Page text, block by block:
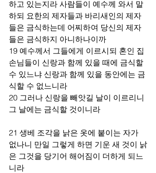
하고 있는지라 사람들이 예수께 와서 말
하되 요한의 제자들과 바리새인의 제자
들은 금식하는데 어찌하여 당신의 제자
들은 금식하지 아니하나이까
19 예수께서 그들에게 이르시되 혼인 집
손님들이 신랑과 함께 있을 때에 금식할
수 있느냐 신랑과 함께 있을 동안에는 금
식할 수 없느니라
20 그러나 신랑을 빼앗길 날이 이르리니
그 날에는 금식할 것이니라
21 생베 조각을 낡은 옷에 붙이는 자가
없나니 만일 그렇게 하면 기운 새 것이 낡
은 그것을 당기어 해어짐이 더하게 되느
니라